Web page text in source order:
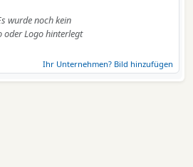
wurde noch kein
oder Logo hinterlegt
Ihr Unternehmen? Bild hinzufügen